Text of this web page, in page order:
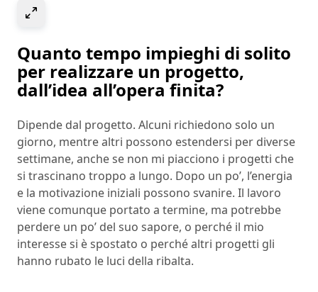
Quanto tempo impieghi di solito
per realizzare un progetto,
dall’idea all’opera finita?
Dipende dal progetto. Alcuni richiedono solo un
giorno, mentre altri possono estendersi per diverse
settimane, anche se non mi piacciono i progetti che
si trascinano troppo a lungo. Dopo un po’, l’energia
e la motivazione iniziali possono svanire. Il lavoro
viene comunque portato a termine, ma potrebbe
perdere un po’ del suo sapore, o perché il mio
interesse si è spostato o perché altri progetti gli
hanno rubato le luci della ribalta.